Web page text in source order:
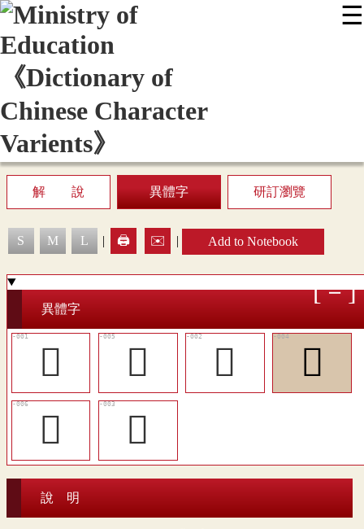
☰
Display Mode
Sitemap
解 說 異體字 研訂瀏覽
S M L | 🖨️ ✉️ | Add to Notebook
異體字
𢿊 󸄧 𤝗
󸄦
󸄨
𤱞
說 明